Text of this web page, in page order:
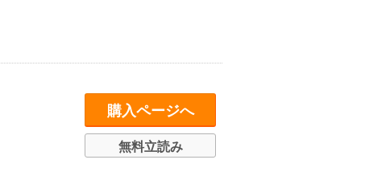
購入ページへ
無料立読み